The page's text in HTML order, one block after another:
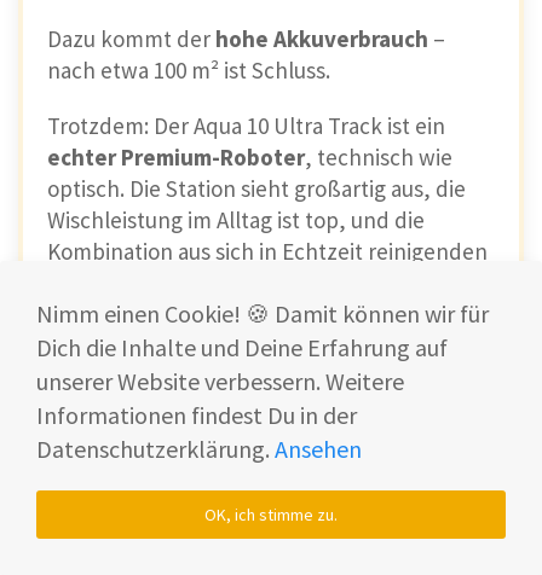
Dazu kommt der hohe Akkuverbrauch –
nach etwa 100 m² ist Schluss.
Trotzdem: Der Aqua 10 Ultra Track ist ein
echter Premium-Roboter, technisch wie
optisch. Die Station sieht großartig aus, die
Wischleistung im Alltag ist top, und die
Kombination aus sich in Echtzeit reinigenden
unter 10 cm Bauhöheist aktuell nahezu
einzigartig.
Für wen ist der Aqua 10 Ultra Track geeignet?
Vor allem, wenn du einen sensiblen Boden
daheim hast, dann ist der Aqua 10 Track für
dich interessant. Das Modell vereint
Nimm einen Cookie! 🍪 Damit können wir für
Dich die Inhalte und Deine Erfahrung auf
unserer Website verbessern. Weitere
Informationen findest Du in der
Datenschutzerklärung. Ansehen
OK, ich stimme zu.